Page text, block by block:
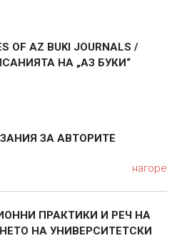
OF AZ BUKI JOURNALS /
НА „АЗ БУКИ“
ЗА АВТОРИТЕ
нагоре
ПРАКТИКИ И РЕЧ НА
НА УНИВЕРСИТЕТСКИ